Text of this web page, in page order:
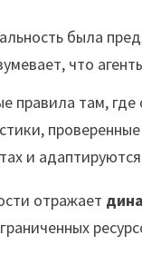
была
что
правила там,
и
отражает